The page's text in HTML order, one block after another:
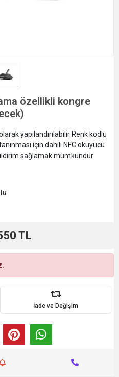
özellikli kongre
yapılandırılabilir Renk kodlu
için dahili NFC okuyucu
sağlamak mümkündür
TL
İade ve Değişim